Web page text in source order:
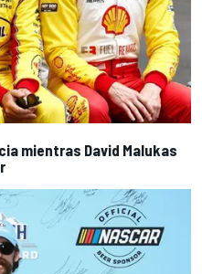
mientras David Malukas